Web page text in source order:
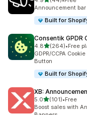
合計レビュー数：44
Announcement
Built for
Consentik GPDR
4.85つ星中
(264)
合計レビュー数：
•Free
GDPR/CCPA
Button
Built for
XB:
5.05つ星中
(101)
合計レビュー数：101
•Free
Boost sales with